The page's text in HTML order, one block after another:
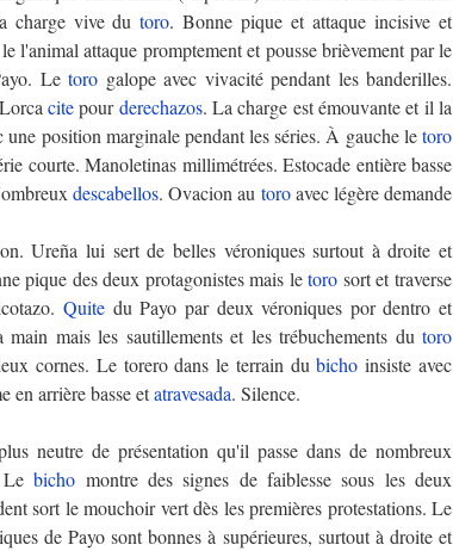
charge vive dutoro. Bonne pique et attaque incisive et
l'animal attaque promptement et pousse brièvement par le
Letoro galope avec vivacité pendant les banderilles.
citepourderechazos. La charge est émouvante et il la
une position marginale pendant les séries. À gauche letoro
courte. Manoletinas millimétrées. Estocade entière basse
descabellos. Ovacion au toroavec légère demande
Ureña lui sert de belles véroniques surtout à droite et
pique des deux protagonistes mais letoro sort et traverse
Quite du Payo par deux véroniques por dentro et
main mais les sautillements et les trébuchements dutoro
cornes. Le torero dans le terrain dubicho insiste avec
en arrière basse etatravesada. Silence.
neutre de présentation qu'il passe dans de nombreux
Lebicho montre des signes de faiblesse sous les deux
sort le mouchoir vert dès les premières protestations. Le
de Payo sont bonnes à supérieures, surtout à droite et